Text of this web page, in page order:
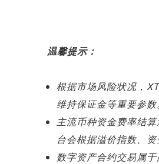
温馨提示：
根据市场风险状况，
维持保证金等重要参数
主流币种资金费率结
台会根据溢价指数、
数字资产合约交易属